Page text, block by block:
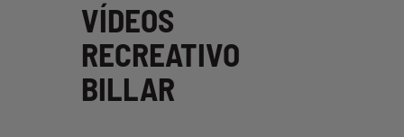
VÍDEOS
RECREATIVO
BILLAR